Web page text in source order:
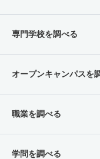
専門学校を調べる
オープンキャンパスを
職業を調べる
学問を調べる